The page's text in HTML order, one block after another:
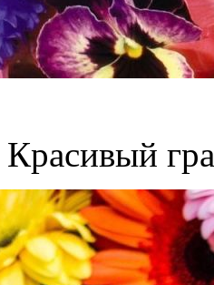
Красивый